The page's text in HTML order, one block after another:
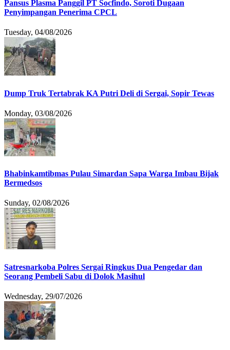
Pansus Plasma Panggil PT Socfindo, Soroti Dugaan
Penyimpangan Penerima CPCL
Tuesday, 04/08/2026
Dump Truk Tertabrak KA Putri Deli di Sergai, Sopir Tewas
Monday, 03/08/2026
Bhabinkamtibmas Pulau Simardan Sapa Warga Imbau Bijak
Bermedsos
Sunday, 02/08/2026
Satresnarkoba Polres Sergai Ringkus Dua Pengedar dan
Seorang Pembeli Sabu di Dolok Masihul
Wednesday, 29/07/2026